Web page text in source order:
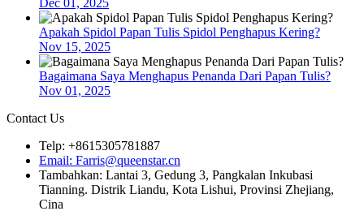
Dec 01, 2025
Apakah Spidol Papan Tulis Spidol Penghapus Kering?
Nov 15, 2025
Bagaimana Saya Menghapus Penanda Dari Papan Tulis?
Nov 01, 2025
Contact Us
Telp: +8615305781887
Email: Farris@queenstar.cn
Tambahkan: Lantai 3, Gedung 3, Pangkalan Inkubasi
Tianning. Distrik Liandu, Kota Lishui, Provinsi Zhejiang,
Cina